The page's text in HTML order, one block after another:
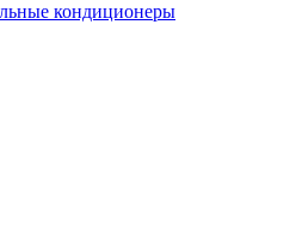
кондиционеры